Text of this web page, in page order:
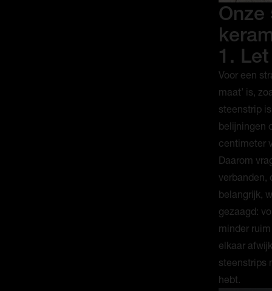
1.
Voor een
maat’ is,
steenstrip
belijningen
centimeter
Daarom
verbanden,
belangrijk,
gezaagd:
minder
elkaar
steenstrips
hebt.